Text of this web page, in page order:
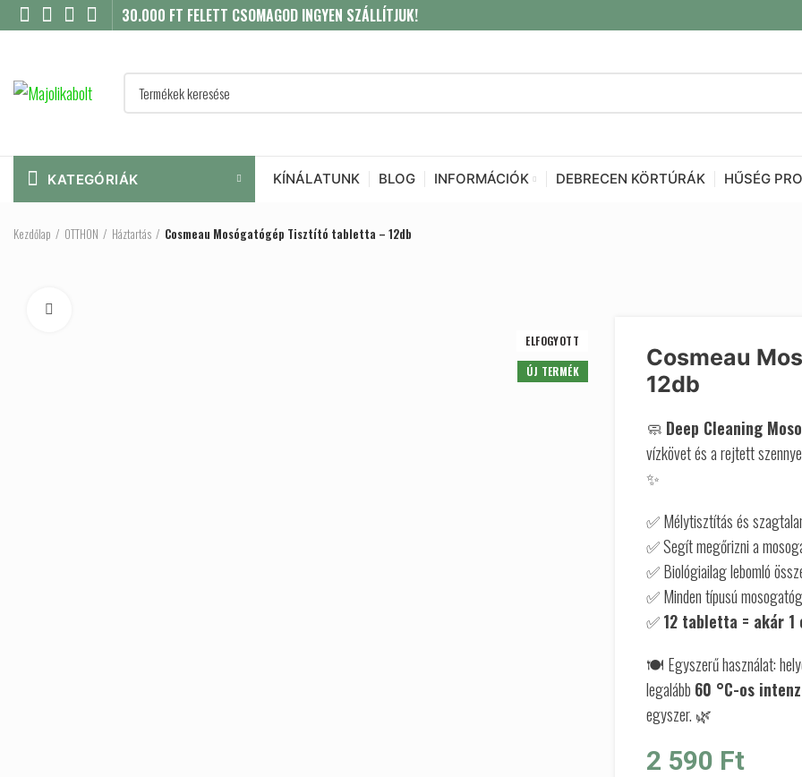
30.000 FT FELETT CSOMAGOD INGYEN SZÁLLÍTJUK!
KATEGÓRIÁK KÍNÁLATUNK BLOG INFORMÁCIÓK DEBRECEN KÖRTÚRÁK HŰSÉG
Kezdőlap OTTHON Háztartás Cosmeau Mosógatógép Tisztító tabletta – 12db
ELFOGYOTT
ÚJ TERMÉK
Cosmeau
12db
🧼 Deep Cleaning
vízkövet és a rejtett
✨
✅ Mélytisztítás és
✅ Segít megőrizni a
✅ Biológiailag lebomló
✅ Minden típusú
✅12 tabletta = akár
🍽️ Egyszerű használat:
legalább 60 °C-os
egyszer. 🌿
2 590 Ft